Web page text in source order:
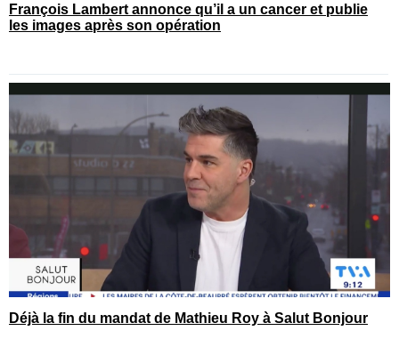
François Lambert annonce qu’il a un cancer et publie
les images après son opération
Déjà la fin du mandat de Mathieu Roy à Salut Bonjour